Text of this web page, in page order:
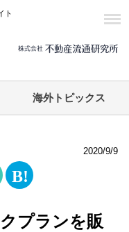
ト
海外トピックス
2020/9/9
プランを販